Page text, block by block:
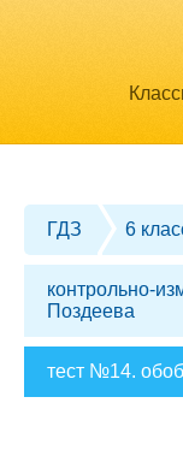
ГДЗ 6
контрольно-
Поздеева
тест №14.